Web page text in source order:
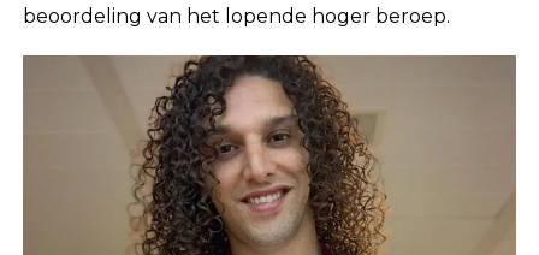
beoordeling van het lopende hoger beroep.